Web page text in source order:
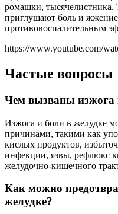
ромашки, тысячелистника.
приглушают боль и
противовоспалительным
https://www.youtube.com/
Частые вопросы
Чем вызваны изжога
Изжога и боли в желудке
причинами, такими как
кислых продуктов,
инфекции, язвы, рефлюкс
желудочно-кишечного
Как можно
желудке?